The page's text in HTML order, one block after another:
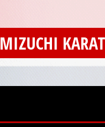
MIZUCHI